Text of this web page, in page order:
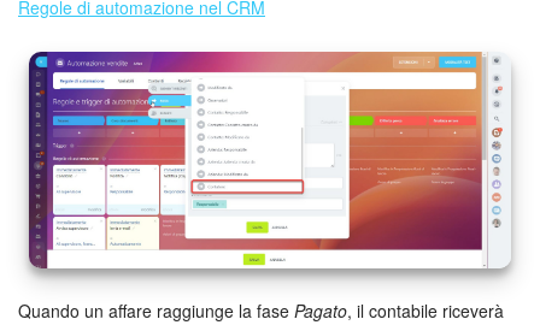
Regole di automazione nel CRM
Quando un affare raggiunge la fase Pagato, il contabile riceverà